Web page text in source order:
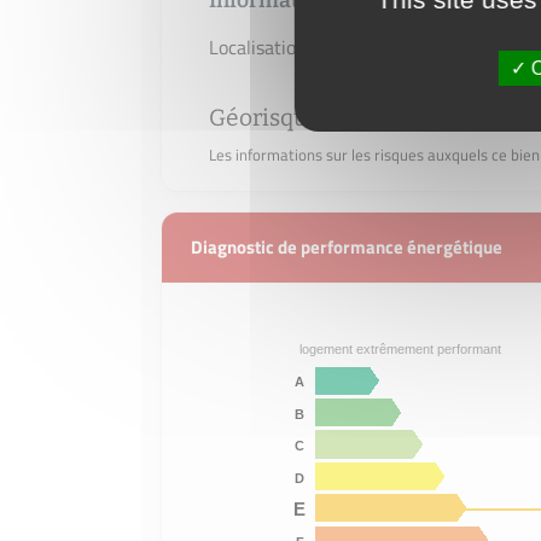
Localisation :
Géorisques
Les informations sur les risques auxquels ce
Diagnostic de performance énergétique
A
B
C
D
E
logement extrêmement performant